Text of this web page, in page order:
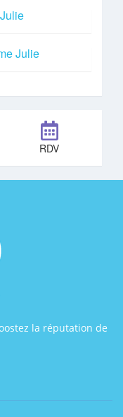
Julie
RDV
la réputation de